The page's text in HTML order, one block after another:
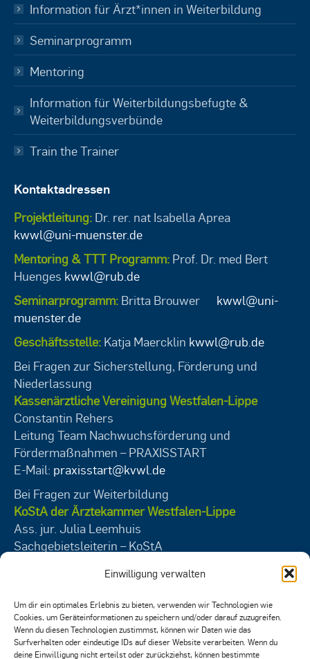
Einwilligung verwalten
Um dir ein optimales Erlebnis zu bieten, verwenden wir Technologien wie
Cookies, um Geräteinformationen zu speichern und/oder darauf zuzugreifen.
Wenn du diesen Technologien zustimmst, können wir Daten wie das
Surfverhalten oder eindeutige IDs auf dieser Website verarbeiten. Wenn du
deine Einwilligung nicht erteilst oder zurückziehst, können bestimmte
Information für Ärzt*innen in Weiterbildung
Seminarprogramm
Mentoring
Information für Weiterbildungsbefugte &
Weiterbildungsverbünde
Train the Trainer
Kontaktadressen
Projektleitung: Dr. rer. nat Isabella Aprea
kwwl@uni-muenster.de
Mentoring & TTT Programm: Prof. Dr. med Bert
Huenges kwwl@rub.de
Seminarprogramm: Britta Brouwer kwwl@uni-
muenster.de
Geschäftsstelle: Katja Maercklin kwwl@rub.de
Bei Fragen zur Sicherstellung, Förderung und
Niederlassung
Kassenärztliche Vereinigung Westfalen-Lippe
Constantin Rehers
Leitung Team Nachwuchsförderung und
Fördermaßnahmen – PRAXISSTART
E-Mail: praxisstart@kvwl.de
Bei Fragen zur Weiterbildung
KoStA der Ärztekammer Westfalen-Lippe
Ass. jur. Julia Leemhuis
Sachgebietsleiterin – KoStA
Akademie für medizinische Fortbildung
der ÄKWL und der KVWL
Christoph Ellers